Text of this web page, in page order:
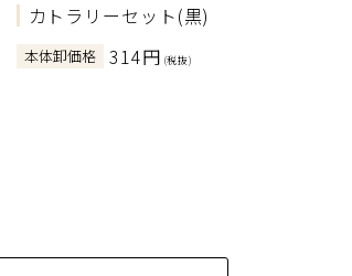
カトラリーセット(黒)
本体卸価格 314円 (税抜)